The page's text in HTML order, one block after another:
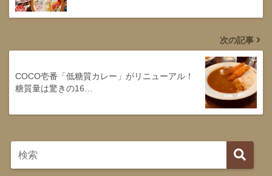
次の記事
COCO壱番「低糖質カレー」がリニューアル！
糖質量は驚きの16…